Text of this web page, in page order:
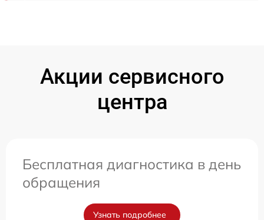
Акции сервисного
центра
Бесплатная диагностика в день
обращения
Узнать подробнее